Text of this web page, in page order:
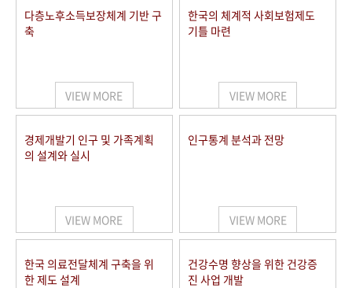
VR 역사관
다층노후소득보장체계 기반 구
축
VIEW MORE
한국의 체계적 사회보험제도
기틀 마련
VIEW MORE
경제개발기 인구 및 가족계획
의 설계와 실시
VIEW MORE
인구통계 분석과 전망
VIEW MORE
한국 의료전달체계 구축을 위
한 제도 설계
건강수명 향상을 위한 건강증
진 사업 개발